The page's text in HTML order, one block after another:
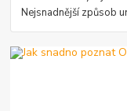
Nejsnadnější způsob